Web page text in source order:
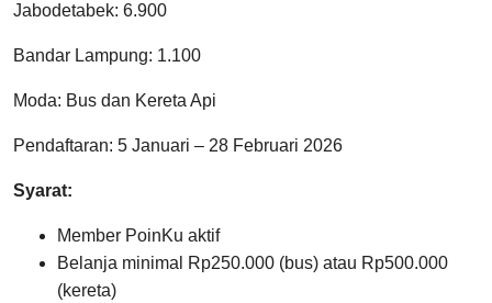
Jabodetabek: 6.900
Bandar Lampung: 1.100
Moda: Bus dan Kereta Api
Pendaftaran: 5 Januari – 28 Februari 2026
Syarat:
Member PoinKu aktif
Belanja minimal Rp250.000 (bus) atau Rp500.000
(kereta)